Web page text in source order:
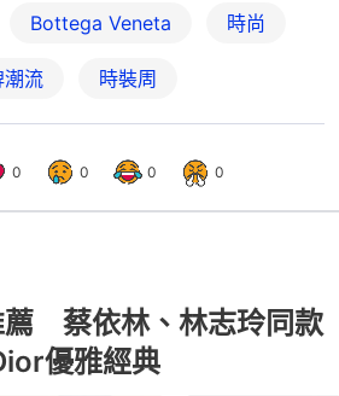
Bottega Veneta 時尚
潮流 時裝周
0 0 0 0
薦 蔡依林、林志玲同款
優雅經典